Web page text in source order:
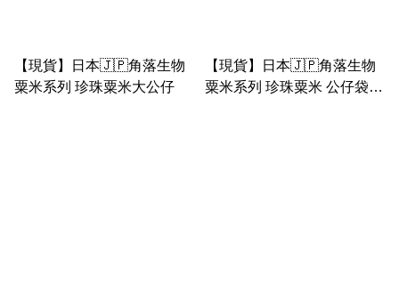
【現貨】日本🇯🇵角落生物
粟米系列 珍珠粟米大公仔
【現貨】日本🇯🇵角落生物
粟米系列 珍珠粟米 公仔袋匙